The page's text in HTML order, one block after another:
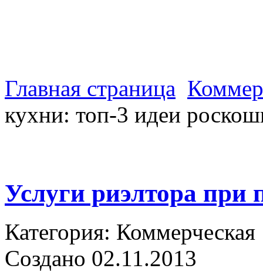
Главная страница
кухни: топ-3 идеи
Услуги риэлтора при
Категория: Коммерческая
Создано 02.11.2013